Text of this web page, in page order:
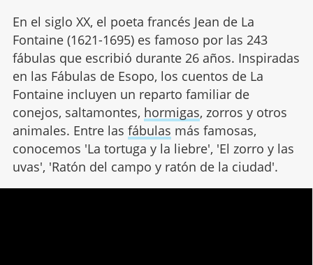
En el siglo XX, el poeta francés Jean de La
Fontaine (1621-1695) es famoso por las 243
fábulas que escribió durante 26 años. Inspiradas
en las Fábulas de Esopo, los cuentos de La
Fontaine incluyen un reparto familiar de
conejos, saltamontes, hormigas, zorros y otros
animales. Entre las fábulas más famosas,
conocemos 'La tortuga y la liebre', 'El zorro y las
uvas', 'Ratón del campo y ratón de la ciudad'.